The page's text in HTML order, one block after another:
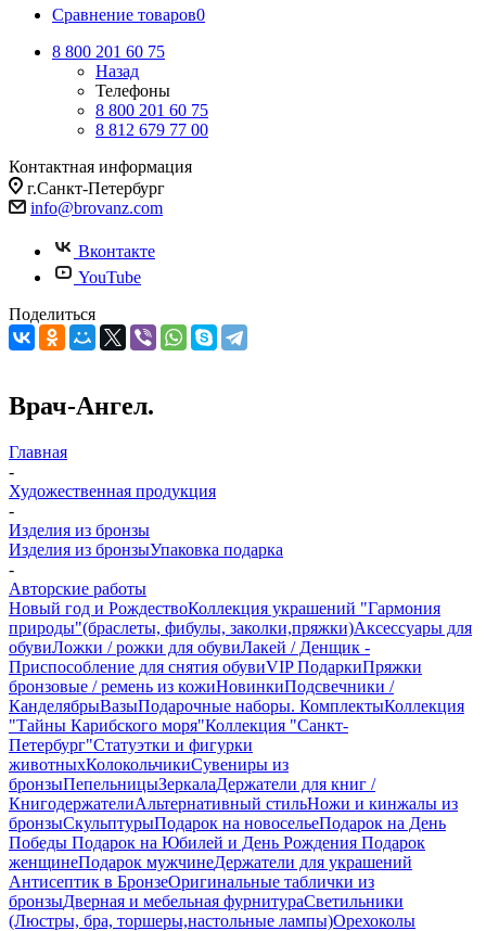
Сравнение товаров0
8 800 201 60 75
Назад
Телефоны
8 800 201 60 75
8 812 679 77 00
Контактная информация
г.Санкт-Петербург
info@brovanz.com
Вконтакте
YouTube
Поделиться
Врач-Ангел.
Главная
-
Художественная продукция
-
Изделия из бронзы
Изделия из бронзыУпаковка подарка
-
Авторские работы
Новый год и РождествоКоллекция украшений "Гармония
природы"(браслеты, фибулы, заколки,пряжки)Аксессуары для
обувиЛожки / рожки для обувиЛакей / Денщик -
Приспособление для снятия обувиVIP ПодаркиПряжки
бронзовые / ремень из кожиНовинкиПодсвечники /
КанделябрыВазыПодарочные наборы. КомплектыКоллекция
"Тайны Карибского моря"Коллекция "Санкт-
Петербург"Статуэтки и фигурки
животныхКолокольчикиСувениры из
бронзыПепельницыЗеркалаДержатели для книг /
КнигодержателиАльтернативный стильНожи и кинжалы из
бронзыСкульптурыПодарок на новосельеПодарок на День
Победы Подарок на Юбилей и День Рождения Подарок
женщинеПодарок мужчинеДержатели для украшений
Антисептик в БронзеОригинальные таблички из
бронзыДверная и мебельная фурнитураСветильники
(Люстры, бра, торшеры,настольные лампы)Орехоколы